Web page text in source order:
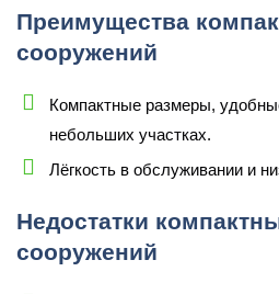
Преимущества
сооружений
Компактные размеры,
небольших участках.
Лёгкость в обслуживании и
Недостатки
сооружений